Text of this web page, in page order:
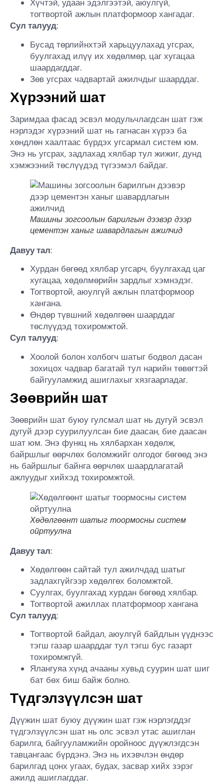
Хүчтэй, удаан эдэлгээтэй, аюулгүй,
тогтвортой ажлын платформоор хангадаг.
Сул талууд:
Бусад төрлийнхтэй харьцуулахад угсрах,
буулгахад илүү их хөдөлмөр, цаг хугацаа
шаардагддаг.
Зөв угсрах чадвартай ажилчдыг шаарддаг.
Хүрээний шат
Заримдаа фасад эсвэл модульчлагдсан шат гэж
нэрлэдэг хүрээний шат нь гагнасан хүрээ ба
хөндлөн хаалтаас бүрдэх угсармал систем юм.
Энэ нь угсрах, задлахад хялбар тул жижиг, дунд
хэмжээний төслүүдэд түгээмэл байдаг.
Машины зогсоолын барилгын дээвэр дээр
цементэн ханыг шавардлагын ажилчид
Давуу тал:
Хурдан бөгөөд хялбар угсарч, буулгахад цаг
хугацаа, хөдөлмөрийн зардлыг хэмнэдэг.
Тогтвортой, аюулгүй ажлын платформоор
хангана.
Өндөр түвшний хөдөлгөөн шаарддаг
төслүүдэд тохиромжтой.
Сул талууд:
Хоолой болон холбогч шатыг бодвол дасан
зохицох чадвар багатай тул нарийн төвөгтэй
байгууламжид ашиглахыг хязгаарладаг.
Зөөврийн шат
Зөөврийн шат буюу гулсмал шат нь дугуй эсвэл
дугуй дээр суурилуулсан бие даасан, бие даасан
шат юм. Энэ функц нь хялбархан хөдөлж,
байршлыг өөрчлөх боломжийг олгодог бөгөөд энэ
нь байршлыг байнга өөрчлөх шаардлагатай
ажлуудыг хийхэд тохиромжтой.
Хөдөлгөөнт шатыг тоормосны систем
ойртуулна
Давуу тал:
Хөдөлгөөн сайтай тул ажилчдад шатыг
задлахгүйгээр хөдөлгөх боломжтой.
Суулгах, буулгахад хурдан бөгөөд хялбар.
Тогтвортой ажиллах платформоор хангана
Сул талууд:
Тогтвортой байдал, аюулгүй байдлын үүднээс
тэгш газар шаарддаг тул тэгш бус газарт
тохиромжгүй.
Ялангуяа хүнд ачааны хувьд суурин шат шиг
бат бөх биш байж болно.
Түдгэлзүүлсэн шат
Дүүжин шат буюу дүүжин шат гэж нэрлэгддэг
түдгэлзүүлсэн шат нь олс эсвэл утас ашиглан
барилга, байгууламжийн оройноос дүүжлэгдсэн
тавцангаас бүрдэнэ. Энэ нь ихэвчлэн өндөр
барилгад цонх угаах, будах, засвар хийх зэрэг
ажилд ашиглагддаг.